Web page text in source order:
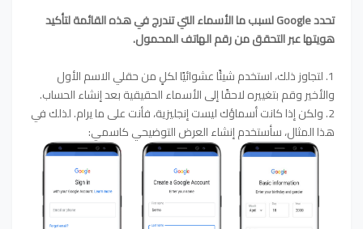
تحدد Google لسبب ما الأسماء التي تندرج في هذه القائمة لتأكيد
هويتها عبر التحقق من رقم الهاتف المحمول.
1. لتجاوز ذلك، استخدم شيئًا عشوائيًا لكلٍ من حقلي الاسم الأول
والأخير وقم بتغييره لاحقًا إلى الأسماء الحقيقية بعد إنشاء الحساب.
2. ولكن إذا كانت أسماؤك ليست إنجليزية، فأنت على ما يرام. لذلك في
هذا المثال، سأستخدم إنشاء العرض التوضيحي كاسمي: